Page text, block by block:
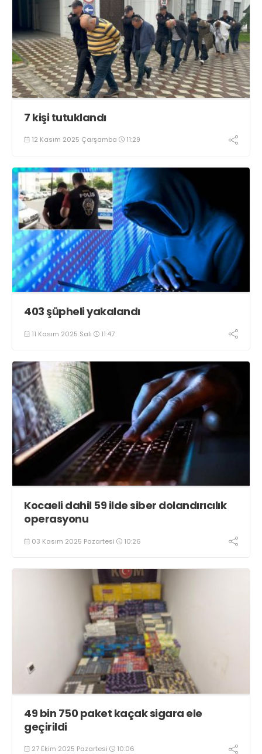
7 kişi tutuklandı
12 Kasım 2025 Çarşamba 11:29
403 şüpheli yakalandı
11 Kasım 2025 Salı 11:47
Kocaeli dahil 59 ilde siber dolandırıcılık
operasyonu
03 Kasım 2025 Pazartesi 10:26
49 bin 750 paket kaçak sigara ele
geçirildi
27 Ekim 2025 Pazartesi 10:06